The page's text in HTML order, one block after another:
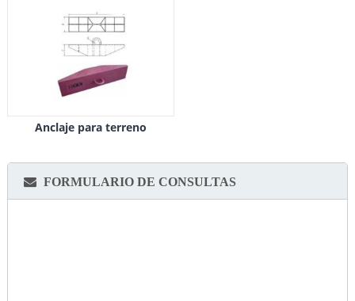
Anclaje para terreno
FORMULARIO DE CONSULTAS